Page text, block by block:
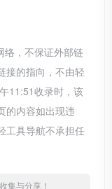
络，不保证外部链
接的指向，不由轻
11:51收录时，该
的内容如出现违
工具导航不承担任
集与分享！